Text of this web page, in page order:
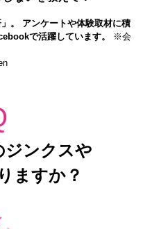
。 アンケートや体験取材に積
で活躍しています。
※会
ジンクスや
ますか？